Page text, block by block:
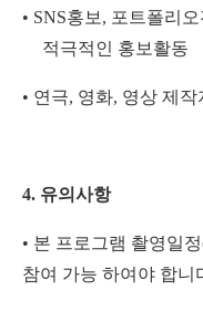
• SNS홍보 , 포트폴리오
적극적인 홍보활동
• 연극, 영화, 영상 제작
4. 유의사항
• 본 프로그램 촬영일정
참여 가능 하여야 합니